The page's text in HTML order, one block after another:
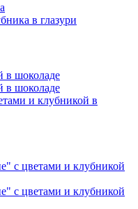
в глазури
и клубникой в